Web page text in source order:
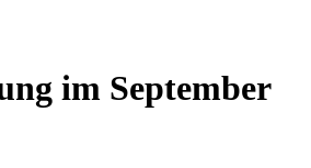
im September